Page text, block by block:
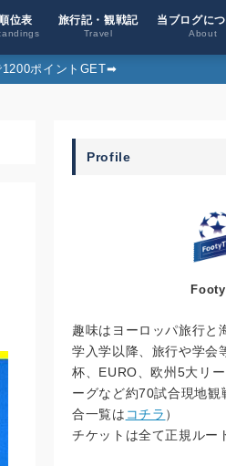
位表 旅行記・観戦記
Travel
当ブログに
About
1200ポイントGET➡︎
Profile
趣味はヨーロッパ旅行と
学入学以降、旅行や学会
杯、EURO、欧州5大リ
ーグなど約70試合現地観
合一覧は コチラ ）
チケットは全て正規ルー